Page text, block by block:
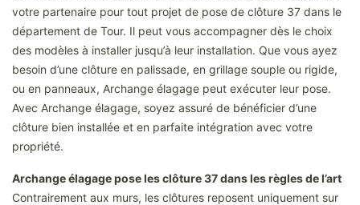
votre partenaire pour tout projet de pose de clôture 37 dans le
département de Tour. Il peut vous accompagner dès le choix
des modèles à installer jusqu’à leur installation. Que vous ayez
besoin d’une clôture en palissade, en grillage souple ou rigide,
ou en panneaux, Archange élagage peut exécuter leur pose.
Avec Archange élagage, soyez assuré de bénéficier d’une
clôture bien installée et en parfaite intégration avec votre
propriété.
Archange élagage pose les clôture 37 dans les règles de l’art
Contrairement aux murs, les clôtures reposent uniquement sur